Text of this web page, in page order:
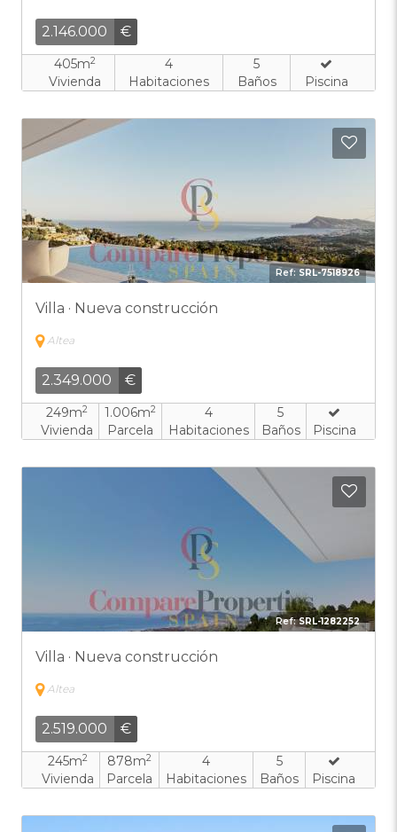
2.146.000 €
405m2
Vivienda
4
Habitaciones
5
Baños
Piscina
Ref:SRL-7518926
Villa · Nueva construcción
Altea
2.349.000 €
249m2
Vivienda
1.006m2
Parcela
4
Habitaciones
5
Baños
Piscina
Ref:SRL-1282252
Villa · Nueva construcción
Altea
2.519.000 €
245m2
Vivienda
878m2
Parcela
4
Habitaciones
5
Baños
Piscina